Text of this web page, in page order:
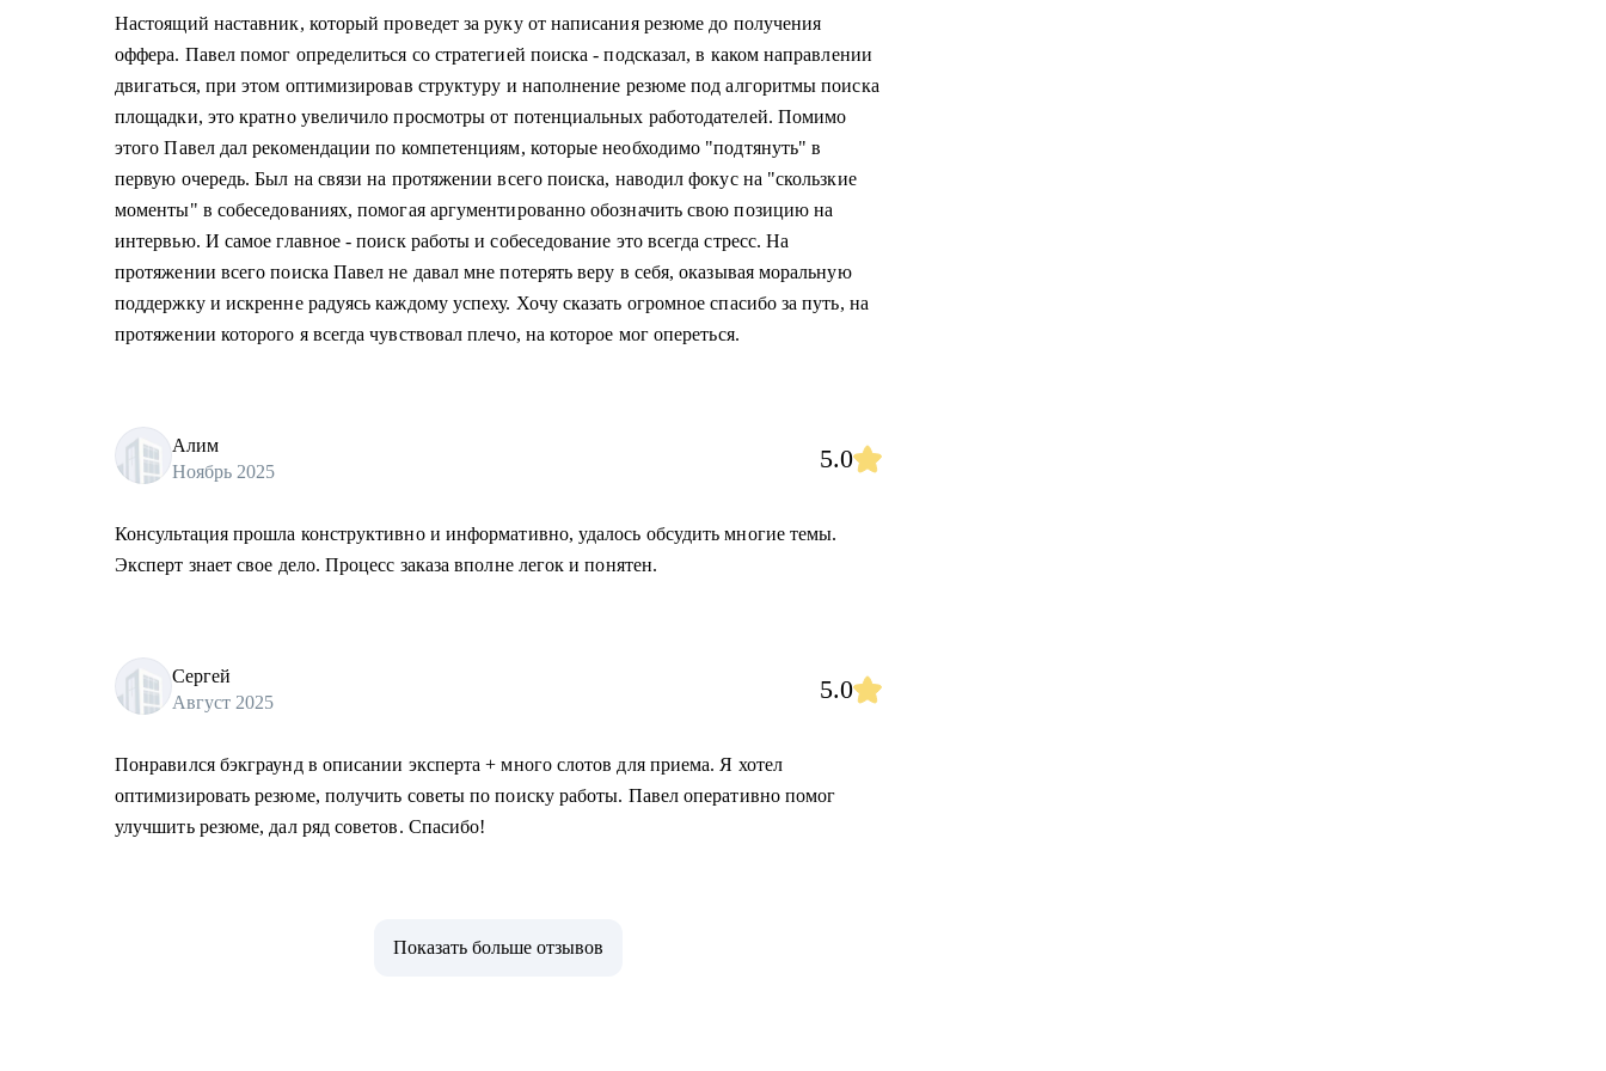
Настоящий наставник, который проведет за руку от написания резюме до получения
оффера. Павел помог определиться со стратегией поиска - подсказал, в каком направлении
двигаться, при этом оптимизировав структуру и наполнение резюме под алгоритмы поиска
площадки, это кратно увеличило просмотры от потенциальных работодателей. Помимо
этого Павел дал рекомендации по компетенциям, которые необходимо "подтянуть" в
первую очередь. Был на связи на протяжении всего поиска, наводил фокус на "скользкие
моменты" в собеседованиях, помогая аргументированно обозначить свою позицию на
интервью. И самое главное - поиск работы и собеседование это всегда стресс. На
протяжении всего поиска Павел не давал мне потерять веру в себя, оказывая моральную
поддержку и искренне радуясь каждому успеху. Хочу сказать огромное спасибо за путь, на
протяжении которого я всегда чувствовал плечо, на которое мог опереться.
Алим
Ноябрь 2025
5.0
Консультация прошла конструктивно и информативно, удалось обсудить многие темы.
Эксперт знает свое дело. Процесс заказа вполне легок и понятен.
Сергей
Август 2025
5.0
Понравился бэкграунд в описании эксперта + много слотов для приема. Я хотел
оптимизировать резюме, получить советы по поиску работы. Павел оперативно помог
улучшить резюме, дал ряд советов. Спасибо!
Показать больше отзывов